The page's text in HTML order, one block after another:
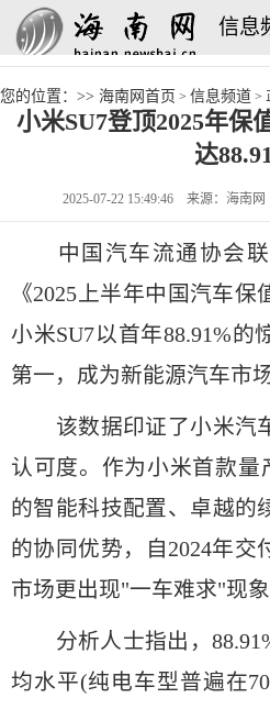
信息
您的位置：>> 海南网首页 > 信息频道 >
小米SU7登顶2025年保
达
2025-07-22 15:49:46 来源：海南网
中国汽车流通协会联
《2025上半年中国汽车保
小米SU7以首年88.91%的
第一，成为新能源汽车市
该数据印证了小米汽
认可度。作为小米首款量
的智能科技配置、卓越的
的协同优势，自2024年交
市场更出现"一车难求"现象
分析人士指出，
均水平(纯电车型普遍在